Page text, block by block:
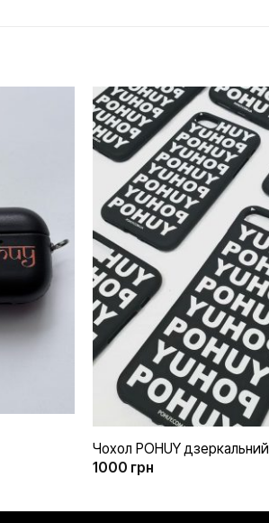
Чохол POHUY дзеркальний
1000 грн